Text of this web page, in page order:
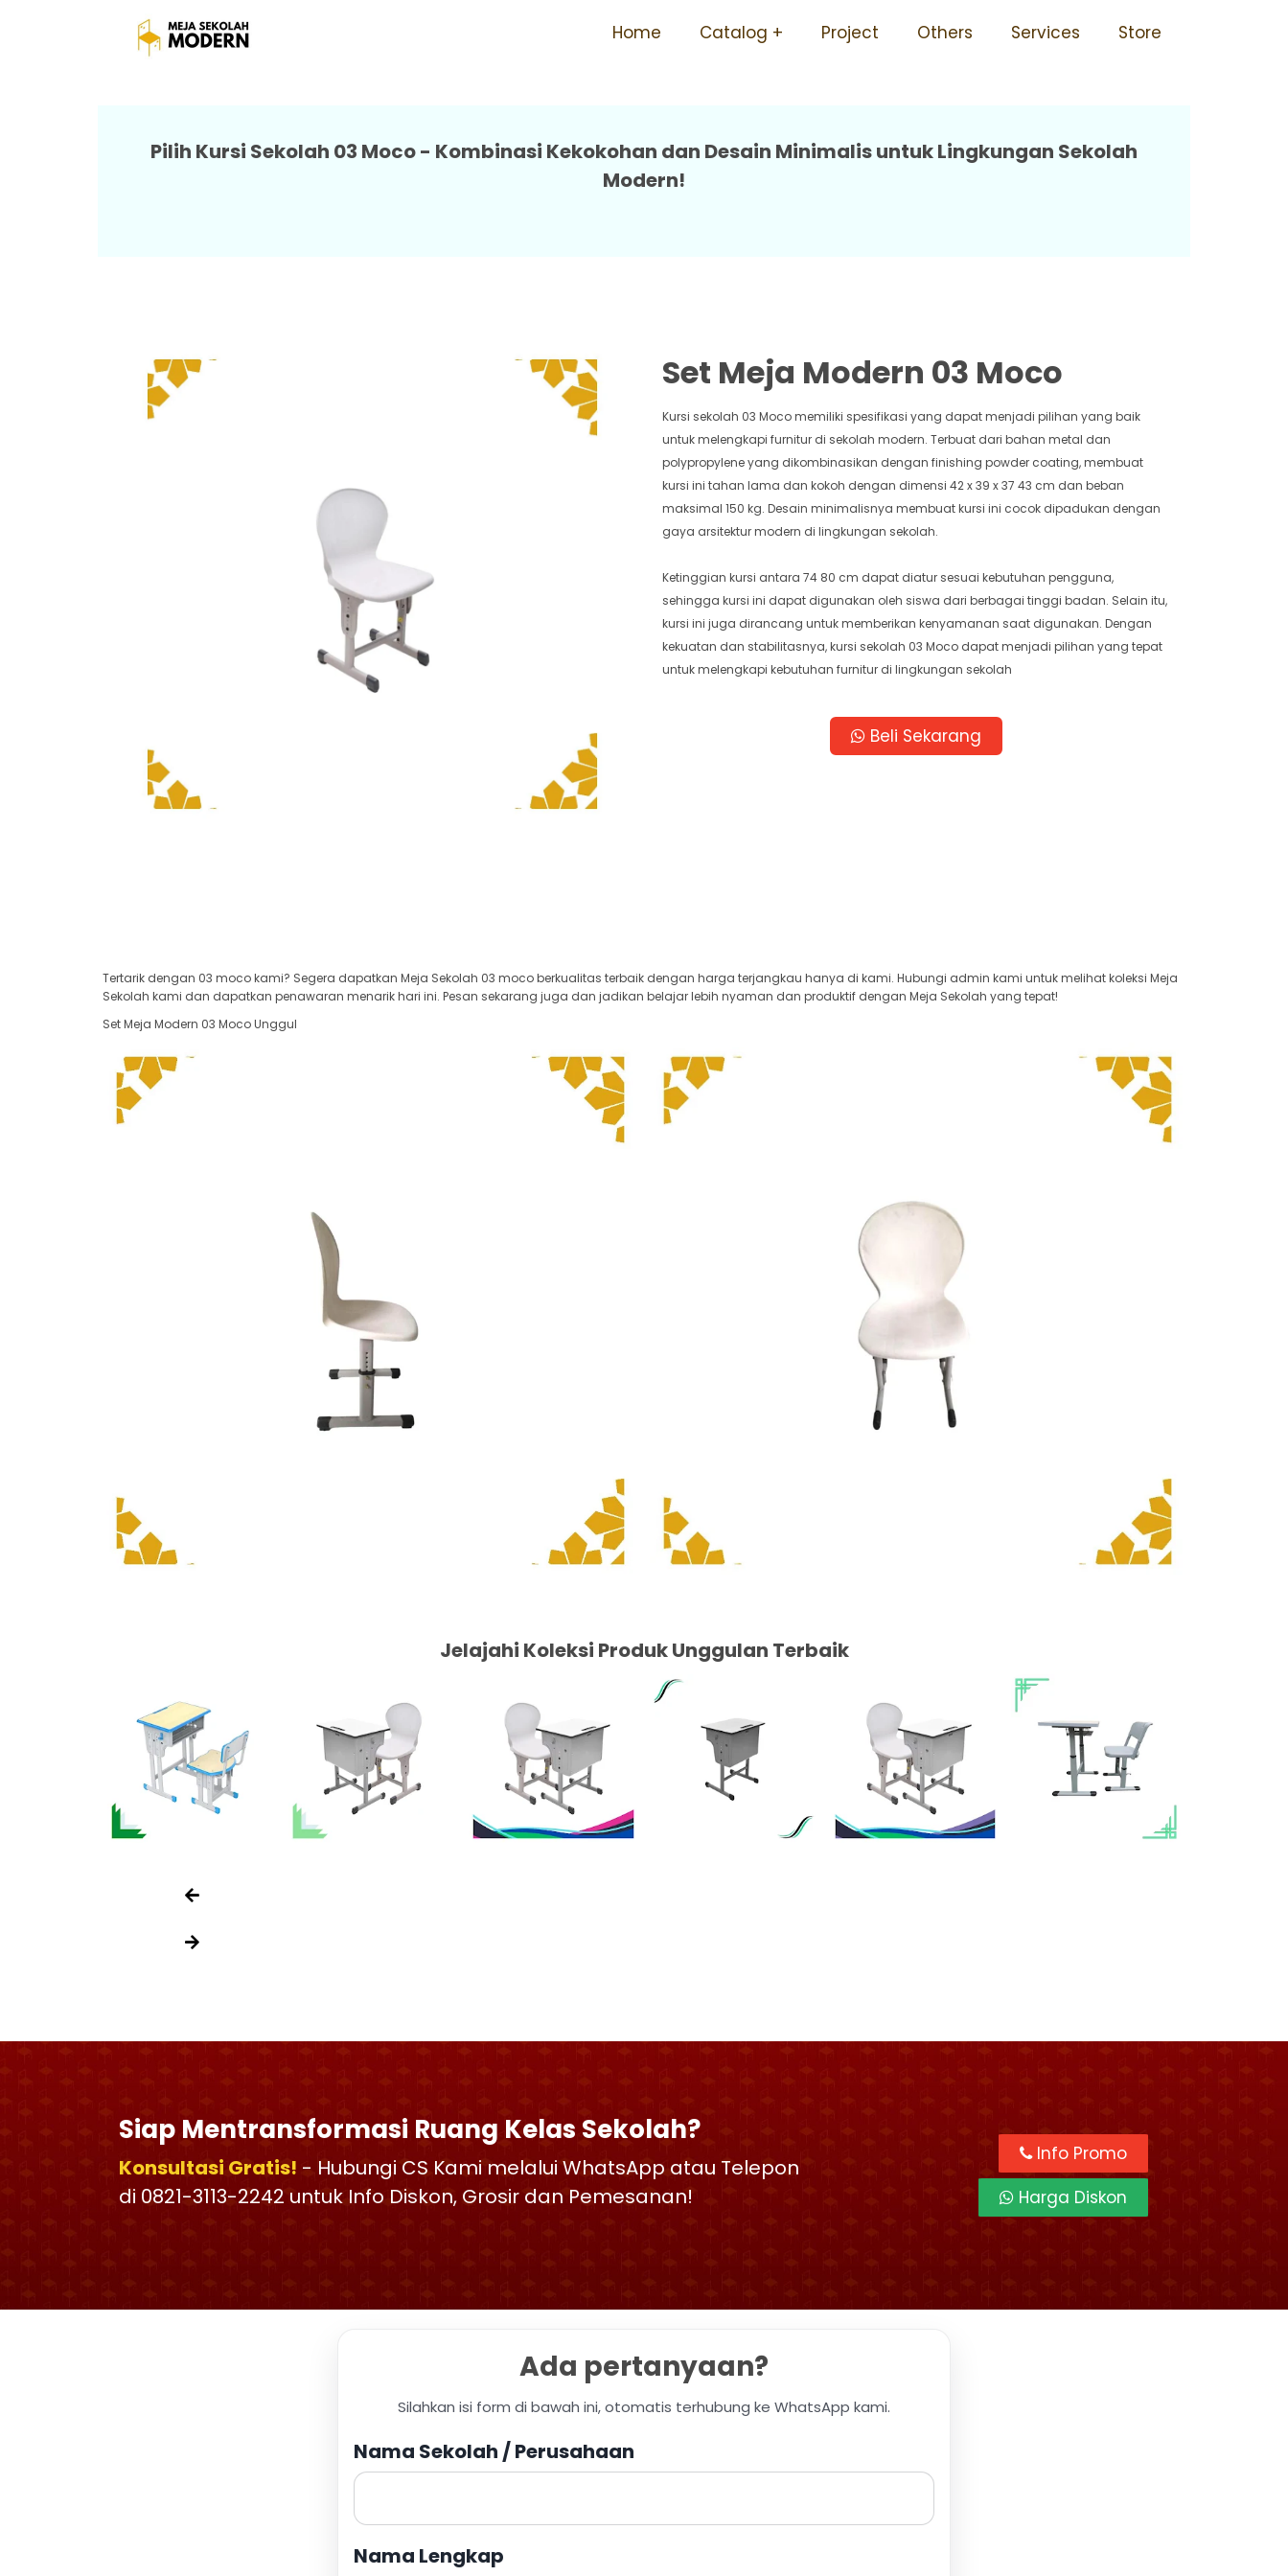
Home Catalog Project Others Services Store
Meja Sekolah Minimalis Tersedia Berbagai Ukuran Tidak Mudah Rusak 03 Moco
Pilih Kursi Sekolah 03 Moco - Kombinasi Kekokohan dan Desain Minimalis untuk Lingkungan Sekolah
Modern!
Set Meja Modern 03 Moco
Kursi sekolah 03 Moco memiliki spesifikasi yang dapat menjadi pilihan yang baik
untuk melengkapi furnitur di sekolah modern. Terbuat dari bahan metal dan
polypropylene yang dikombinasikan dengan finishing powder coating, membuat
kursi ini tahan lama dan kokoh dengan dimensi 42 x 39 x 37 43 cm dan beban
maksimal 150 kg. Desain minimalisnya membuat kursi ini cocok dipadukan dengan
gaya arsitektur modern di lingkungan sekolah.
Ketinggian kursi antara 74 80 cm dapat diatur sesuai kebutuhan pengguna,
sehingga kursi ini dapat digunakan oleh siswa dari berbagai tinggi badan. Selain itu,
kursi ini juga dirancang untuk memberikan kenyamanan saat digunakan. Dengan
kekuatan dan stabilitasnya, kursi sekolah 03 Moco dapat menjadi pilihan yang tepat
untuk melengkapi kebutuhan furnitur di lingkungan sekolah
Beli Sekarang
Tertarik dengan 03 moco kami? Segera dapatkan Meja Sekolah 03 moco berkualitas terbaik dengan harga terjangkau hanya di kami. Hubungi admin kami untuk melihat koleksi Meja
Sekolah kami dan dapatkan penawaran menarik hari ini. Pesan sekarang juga dan jadikan belajar lebih nyaman dan produktif dengan Meja Sekolah yang tepat!
Set Meja Modern 03 Moco Unggul
Jelajahi Koleksi Produk Unggulan Terbaik
Siap Mentransformasi Ruang Kelas Sekolah?
Konsultasi Gratis! - Hubungi CS Kami melalui WhatsApp atau Telepon
di 0821-3113-2242 untuk Info Diskon, Grosir dan Pemesanan!
Info Promo
Harga Diskon
Ada pertanyaan?
Silahkan isi form di bawah ini, otomatis terhubung ke WhatsApp kami.
Nama Sekolah / Perusahaan
Nama Lengkap